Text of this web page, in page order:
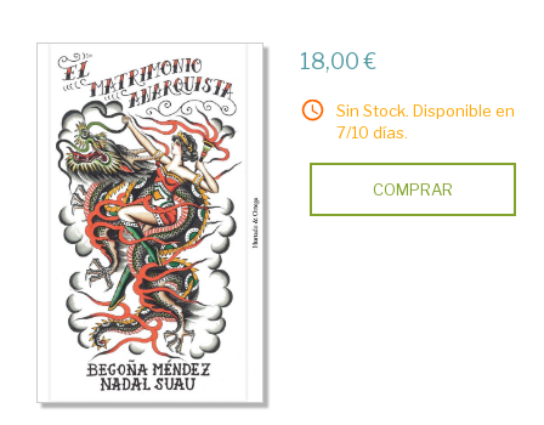
18,00 €
Sin Stock. Disponible en
7/10 días.
COMPRAR